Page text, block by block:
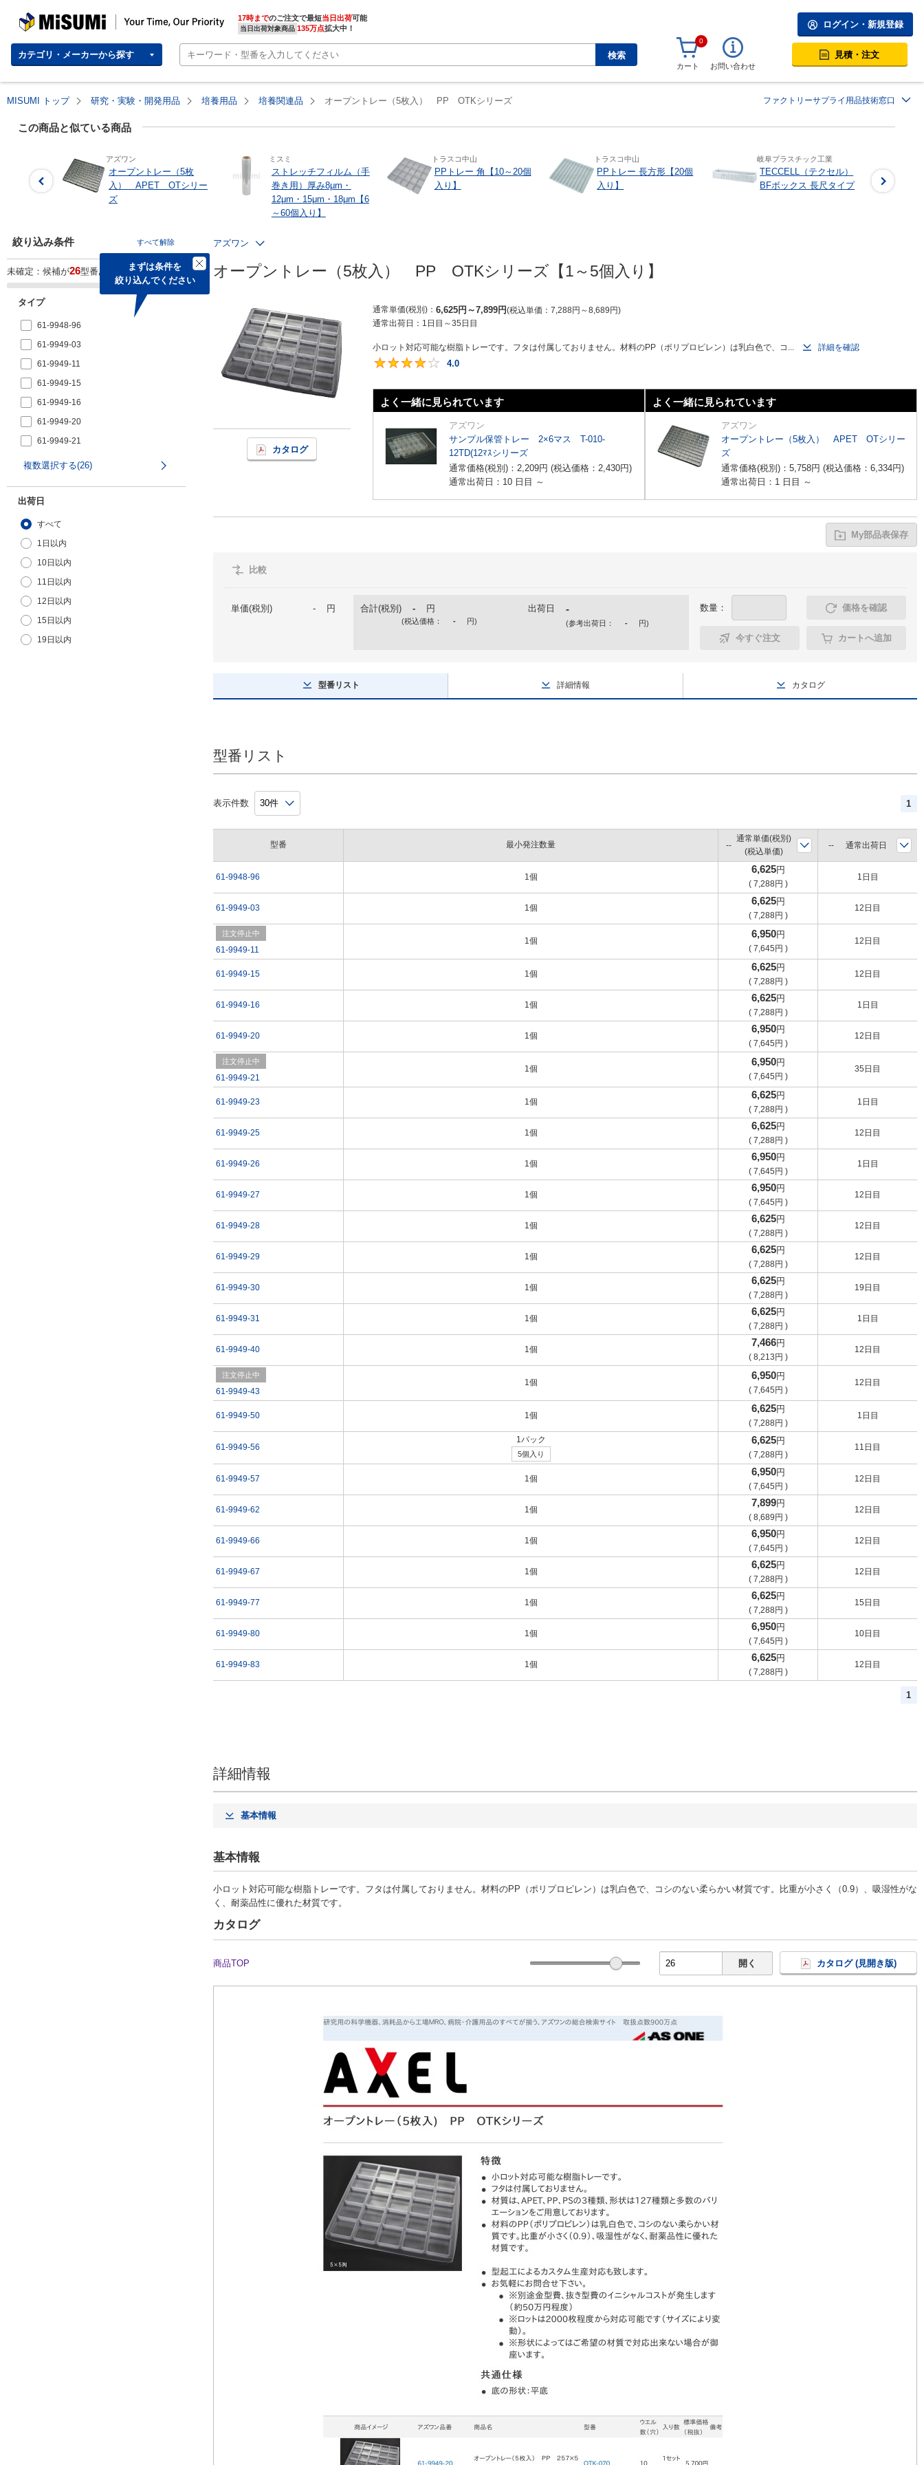
MISUMI | Your Time, Our Priority 17時までのご注文で最短当日出荷
当日出荷対象商品 135万点拡大中！
カテゴリ・メーカーから探す 検索
ログイン・新規登録
0
カート お問い合わせ
見積・注文
MISUMI トップ 研究・実験・開発用品 培養用品 培養関連品 オープントレー（5枚入） PP OTKシリーズ ファクトリーサプライ用品技術窓口
この商品と似ている商品
アズワン
オープントレー（5枚
入） APET OTシリー
ズ
ミスミ
ストレッチフィルム（手
巻き用）厚み8μm・
12μm・15μm・18μm【6
～60個入り】
トラスコ中山
PPトレー 角【10～20個
入り】
トラスコ中山
PPトレー 長方形【20個
入り】
岐阜プラスチック工業
TECCELL（テクセル）
BFボックス 長尺タイプ
絞り込み条件 すべて解除
まずは条件を
絞り込んでください
未確定：候補が26型番あります。
タイプ
61-9948-96
61-9949-03
61-9949-11
61-9949-15
61-9949-16
61-9949-20
61-9949-21
61-9949-23
61-9949-26
61-9949-28
61-9949-29
61-9949-30
61-9949-31
61-9949-40
61-9949-43
複数選択する(26)
出荷日
すべて
1日以内
10日以内
11日以内
12日以内
15日以内
19日以内
アズワン
オープントレー（5枚入）　PP　OTKシリーズ【1～5個入り】
カタログ
通常単価(税別) 6,625円 ～7,899円 税込単価 7,288円 ～8,689円
通常出荷日： 1日目～35日目
小ロット対応可能な樹脂トレーです。フタは付属しておりません。材料のPP（ポリプロピレン）は乳白色で、コ...
詳細を確認
4.0
よく一緒に見られています
アズワン
サンプル保管トレー 2×6マス T-010-
12TD(12ﾏｽシリーズ
通常価格(税別)： 2,209円 (税込価格： 2,430円)
通常出荷日：10 日目 ～
よく一緒に見られています
アズワン
オープントレー（5枚入） APET OTシリー
ズ
通常価格(税別)： 5,758円 (税込価格： 6,334円)
通常出荷日：1 日目 ～
My部品表保存
比較
単価(税別) - 円 合計(税別) - 円
(税込価格： - 円)
出荷日 -
(参考出荷日： - 円)
数量： 価格を確認
今すぐ注文 カートへ追加
型番リスト 詳細情報 カタログ
型番リスト
表示件数 1
型番
61-9948-96
61-9949-03
注文停止中
61-9949-11
61-9949-15
61-9949-16
61-9949-20
注文停止中
61-9949-21
61-9949-23
61-9949-25
61-9949-26
61-9949-27
61-9949-28
61-9949-29
61-9949-30
61-9949-31
61-9949-40
注文停止中
61-9949-43
61-9949-50
61-9949-56
61-9949-57
61-9949-62
61-9949-66
61-9949-67
61-9949-77
61-9949-80
61-9949-83
最小発注数量
1個
1個
1個
1個
1個
1個
1個
1個
1個
1個
1個
1個
1個
1個
1個
1個
1個
1個
1パック
5個入り
1個
1個
1個
1個
1個
1個
1個
通常単価(税別)
(税込単価)
通常出荷日
6,625円
( 7,288円 )
1日目
6,625円
( 7,288円 )
12日目
6,950円
( 7,645 円 )
12日目
6,625円
( 7,288円 )
12日目
6,625円
( 7,288円 )
1日目
6,950円
( 7,645 円 )
12日目
6,950円
( 7,645 円 )
35日目
6,625円
( 7,288円 )
1日目
6,625円
( 7,288円 )
12日目
6,950円
( 7,645 円 )
1日目
6,950円
( 7,645 円 )
12日目
6,625円
( 7,288円 )
12日目
6,625円
( 7,288円 )
12日目
6,625円
( 7,288円 )
19日目
6,625円
( 7,288円 )
1日目
7,466円
( 8,213 円 )
12日目
6,950円
( 7,645 円 )
12日目
6,625円
( 7,288円 )
1日目
6,625円
( 7,288円 )
11日目
6,950円
( 7,645 円 )
12日目
7,899円
( 8,689 円 )
12日目
6,950円
( 7,645 円 )
12日目
6,625円
( 7,288円 )
12日目
6,625円
( 7,288円 )
15日目
6,950円
( 7,645 円 )
10日目
6,625円
( 7,288円 )
12日目
1
詳細情報
基本情報
基本情報
小ロット対応可能な樹脂トレーです。フタは付属しておりません。材料のPP（ポリプロピレン）は乳白色で、コシのない柔らかい材質です。比重が小さく（0.9）、吸湿性がな
く、耐薬品性に優れた材質です。
カタログ
商品TOP 開く カタログ (見開き版)